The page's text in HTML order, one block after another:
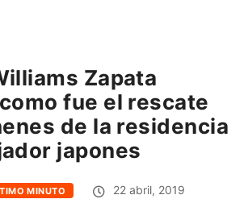
Zapata
fue el rescate
de la residencia
japones
MINUTO 22 abril, 2019